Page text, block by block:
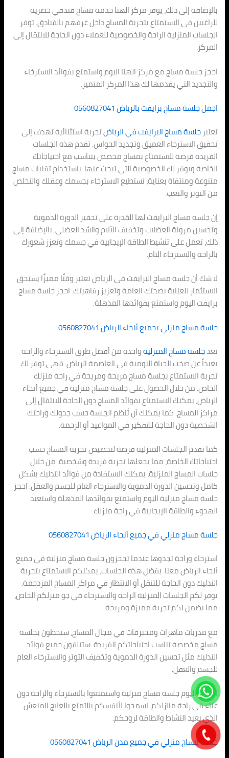
بالإضافة إلى ذلك، يوفر مركز الهنا خدمة مساج فندقي حصرية
للراغبين في الاستمتاع بتجربة المساج داخل غرفهم بالفنادق. توفر
الجلسات المنزلية الراحة والخصوصية للعملاء دون الحاجة للانتقال إلى
المركز.
احجز جلسة مساج مع مركز الهنا اليوم واستمتع بفوائد الاسترخاء
والتجديد التي يقدمها لك هذا المركز المتميز.
اجمل جلسة مساج برايفت بالرياض 0560827041
تعتبرجلسة مساج البرايفت في الرياضتجربة استثنائية تهدف إلى
تحقيق الاسترخاء العميق وتجديد الحواس. تقدم هذه الجلسات
الفريدة فرصة للاستمتاع بمساج مخصص يتناسب مع احتياجاتك
الخاصة ويوفر لك الخصوصية التي تبحث عنها. باستخدام تقنيات مساج
متنوعة ومنتقاة بعناية، تستطيع الاسترخاء بجسمك وعقلك والتخلص
من التوتر والتعب.
إن جلسة مساج البرايفت لها القدرة على تحفيز الدورة الدموية
وتحسين مرونة العضلات وتخفيف الآلام والشد العضلي. بالإضافة إلى
ذلك، تعمل على تنشيط الطاقة الإيجابية في جسمك وتعزز شعورك
بالراحة والاسترخاء التام.
لا شك أن جلسة مساج البرايفت في الرياض تعتبر وقتًا مميزًا يستحق
الاستثمار للعناية بصحتك العامة وتعزيز رفاهيتك. احجز جلسة مساج
برايفت اليوم واستمتع بفوائدها المذهلة.
جلسة مساج منزلي بجميع أنحاء الرياض 0560827041
تعدجلسة مساج المنزليةواحدة من أفضل طرق الاسترخاء والراحة
بعيداً عن صخب الحياة اليومية في العاصمة الرياض. فهي توفر لك
تجربة الاستمتاع بجلسة مساج مريحة ومريحة في راحة منزلك
الخاص. من خلال الحصول على جلسة مساج منزلية في جميع أنحاء
الرياض، يمكنك الاستمتاع بفوائد المساج دون الحاجة للانتقال إلى
مراكز المساج. كما يمكنك أن تُنظم الجلسة حسب جدولك وراحتك
الشخصية دون الحاجة للتفكير في المواعيد أو الزحمة.
كما تقدم الجلسات المنزلية فرصة لتخصيص تجربة المساج حسب
احتياجاتك الخاصة، مما يجعلها تجربة فريدة وشخصية. من خلال
جلسات المساج المنزلية، يمكنك الاستفادة من فوائد التدليك بشكل
كامل وتحسين الدورة الدموية والاسترخاء العام للجسم والعقل. احجز
جلسة مساج منزلية اليوم واستمتع بفوائدها المذهلة واستعيد
الهدوء والطاقة الإيجابية في راحة منزلك.
جلسة مساج منزلي في جميع أنحاء الرياض 0560827041
استرخاء وراحة تجدوها عندما تحجزون جلسة مساج منزلية في جميع
أنحاء الرياض معنا. بفضل هذه الجلسات، يمكنكم الاستمتاع بتجربة
التدليك دون الحاجة للتنقل أو الانتظار في مراكز المساج المزدحمة.
توفر لكم الجلسات المنزلية الراحة والاسترخاء في جو منزلكم الخاص،
مما يضمن لكم تجربة مميزة ومريحة.
مع مدربات ماهرات ومحترفات في مجال المساج، ستحظون بجلسة
مساج مخصصة تناسب احتياجاتكم الفريدة. ستتلقون جميع فوائد
التدليك مثل تحسين الدورة الدموية وتخفيف التوتر والاسترخاء العام
للجسم والعقل.
احجزوا اليوم جلسة مساج منزلية واستمتعوا بالاسترخاء والراحة دون
عناء في راحة منازلكم. اسمحوا لأنفسكم بالتمتع بالعلاج المنعش
الذي يعيد النشاط والطاقة لروحكم.
جلسة مساج منزلي في جميع مدن الرياض 0560827041